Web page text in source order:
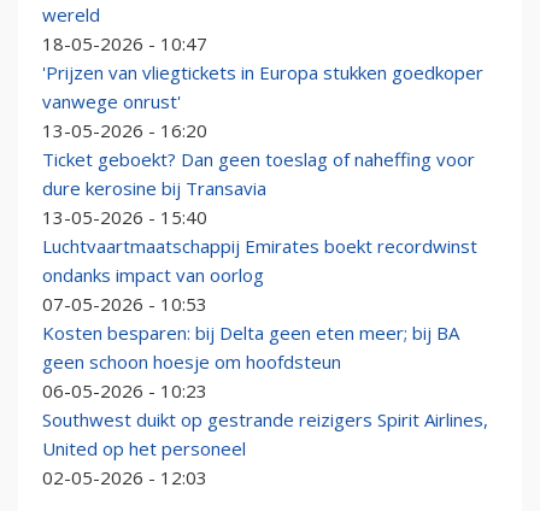
wereld
18-05-2026 - 10:47
'Prijzen van vliegtickets in Europa stukken goedkoper
vanwege onrust'
13-05-2026 - 16:20
Ticket geboekt? Dan geen toeslag of naheffing voor
dure kerosine bij Transavia
13-05-2026 - 15:40
Luchtvaartmaatschappij Emirates boekt recordwinst
ondanks impact van oorlog
07-05-2026 - 10:53
Kosten besparen: bij Delta geen eten meer; bij BA
geen schoon hoesje om hoofdsteun
06-05-2026 - 10:23
Southwest duikt op gestrande reizigers Spirit Airlines,
United op het personeel
02-05-2026 - 12:03